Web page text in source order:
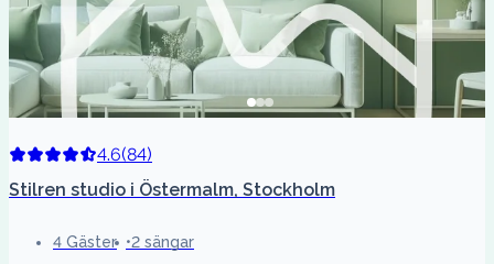
4.6(84)
Stilren studio i Östermalm, Stockholm
4 Gäster 2 sängar